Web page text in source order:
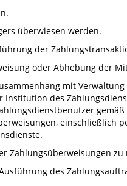
überwiesen werden.
der
oder Abhebung der
mit Verwaltung
Institution des
einschließlich
Zahlungsüberweisungen zu
des